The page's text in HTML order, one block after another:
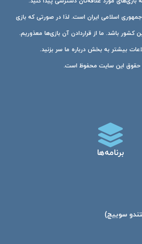
اسلامی ایران است. لذا در صورتی که بازی
کشور باشد. ما از قراردادن آن بازی‌ها معذوریم.
بیشتر به بخش درباره ما سر بزنید.
حقوق این سایت محفوظ است.
برنامه‌ها
سوییچ)